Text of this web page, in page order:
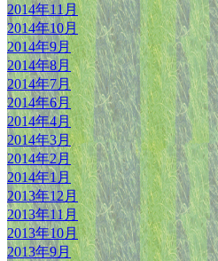
2014年11月
2014年10月
2014年9月
2014年8月
2014年7月
2014年6月
2014年4月
2014年3月
2014年2月
2014年1月
2013年12月
2013年11月
2013年10月
2013年9月